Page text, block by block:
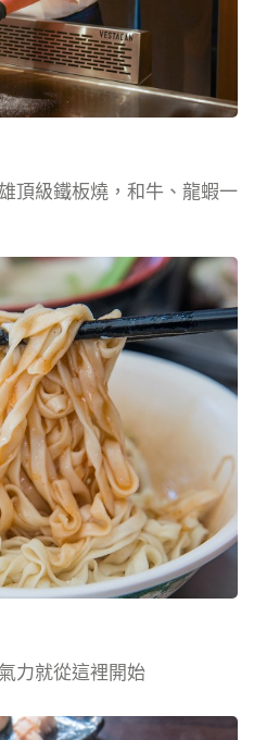
頂級鐵板燒，和牛、龍蝦一
力就從這裡開始